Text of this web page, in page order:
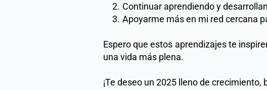
Continuar aprendiendo y
Apoyarme más en mi red cercana
Espero que estos aprendizajes te
una vida más plena.
¡Te deseo un 2025 lleno de